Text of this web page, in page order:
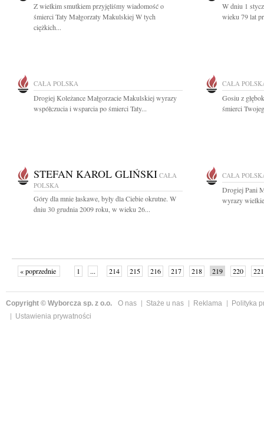
Z wielkim smutkiem przyjęliśmy wiadomość o
śmierci Taty Małgorzaty Makulskiej W tych
ciężkich...
W dniu 1
wieku 79 lat
CAŁA POLSKA
Drogiej Koleżance Małgorzacie Makulskiej wyrazy
współczucia i wsparcia po śmierci Taty...
CAŁA
Gosiu z
śmierci
STEFAN KAROL GLIŃSKI CAŁA
POLSKA
Góry dla mnie łaskawe, były dla Ciebie okrutne. W
dniu 30 grudnia 2009 roku, w wieku 26...
CAŁA
Drogiej Pani
wyrazy
« poprzednie 1 ... 214 215 216 217 218 219 220
221
Copyright © Wyborcza sp. z o.o. O nas Staże u nas Reklama
Polityka
Ustawienia prywatności